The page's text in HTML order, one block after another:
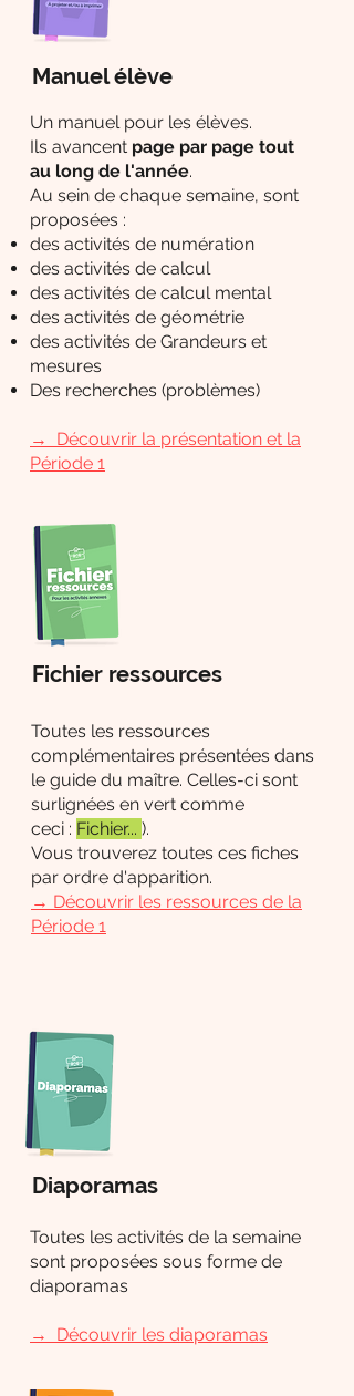
Manuel élève
Un manuel pour les élèves.
Ils avancent page par page tout
au long de l'année.
Au sein de chaque semaine, sont
proposées :
des activités de numération
des activités de calcul
des activités de calcul mental
des activités de géométrie
des activités de Grandeurs et
mesures
Des recherches (problèmes)
→
Découvrir la présentation et la
Période 1
Fichier ressources
Toutes les ressources
complémentaires présentées dans
le guide du maître. Celles-ci sont
surlignées en vert comme
ceci : Fichier... ).
Vous trouverez toutes ces fiches
par ordre d'apparition.
→ Découvrir les ressources de la
Période 1
Diaporamas
Toutes les activités de la semaine
sont proposées sous forme de
diaporamas
→ Découvrir les diaporamas